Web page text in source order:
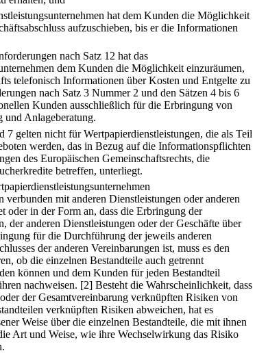
hat dem Kunden die Möglichkeit
aufzuschieben, bis er die Informationen
nach Satz 12 hat das
dem Kunden die Möglichkeit einzuräumen,
telefonisch Informationen über Kosten und Entgelte zu
nach Satz 3 Nummer 2 und den Sätzen 4 bis 6
Kunden ausschließlich für die Erbringung von
Anlageberatung.
7 gelten nicht für Wertpapierdienstleistungen, die als Teil
werden, das in Bezug auf die Informationspflichten
des Europäischen Gemeinschaftsrechts, die
betreffen, unterliegt.
verbunden mit anderen Dienstleistungen oder anderen
oder in der Form an, dass die Erbringung der
der anderen Dienstleistungen oder der Geschäfte über
für die Durchführung der jeweils anderen
der anderen Vereinbarungen ist, muss es den
ob die einzelnen Bestandteile auch getrennt
können und dem Kunden für jeden Bestandteil
nachweisen. [2] Besteht die Wahrscheinlichkeit, dass
der Gesamtvereinbarung verknüpften Risiken von
verknüpften Risiken abweichen, hat es
Weise über die einzelnen Bestandteile, die mit ihnen
Art und Weise, wie ihre Wechselwirkung das Risiko